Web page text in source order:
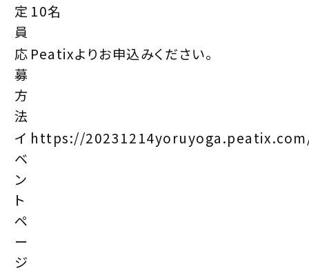
定
員
10名
応
募
方
法
Peatixよりお申込みください。
イ
ベ
ン
ト
ペ
ー
ジ
https://